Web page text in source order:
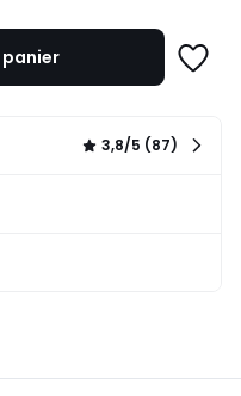
liste
3,8/5 (87)